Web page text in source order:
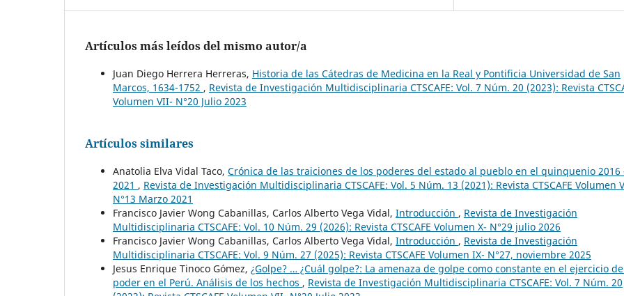
Artículos más leídos del mismo autor/a
Juan Diego Herrera Herreras, Historia de las Cátedras de Medicina en la Real y Pontificia Universidad de San
Marcos, 1634-1752 , Revista de Investigación Multidisciplinaria CTSCAFE: Vol. 7 Núm. 20 (2023): Revista
Volumen VII- N°20 Julio 2023
Artículos similares
Anatolia Elva Vidal Taco, Crónica de las traiciones de los poderes del estado al pueblo en el quinquenio 2016
2021 , Revista de Investigación Multidisciplinaria CTSCAFE: Vol. 5 Núm. 13 (2021): Revista CTSCAFE Volumen
N°13 Marzo 2021
Francisco Javier Wong Cabanillas, Carlos Alberto Vega Vidal, Introducción , Revista de Investigación
Multidisciplinaria CTSCAFE: Vol. 10 Núm. 29 (2026): Revista CTSCAFE Volumen X- N°29 julio 2026
Francisco Javier Wong Cabanillas, Carlos Alberto Vega Vidal, Introducción , Revista de Investigación
Multidisciplinaria CTSCAFE: Vol. 9 Núm. 27 (2025): Revista CTSCAFE Volumen IX- N°27, noviembre 2025
Jesus Enrique Tinoco Gómez, ¿Golpe? … ¿Cuál golpe?: La amenaza de golpe como constante en el ejercicio
poder en el Perú. Análisis de los hechos , Revista de Investigación Multidisciplinaria CTSCAFE: Vol. 7 Núm. 20